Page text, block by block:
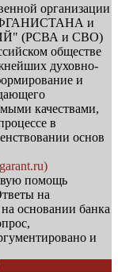
организации
и
(РСВА и СВО)
обществе
духовно-
и
качествами,
в
основ
помощь
на
основании банка
и